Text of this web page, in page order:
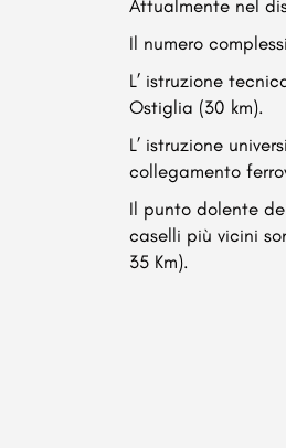
Attualmente nel
Il numero
L’ istruzione
Ostiglia (30 km).
L’ istruzione
collegamento
Il punto dolente
caselli più vicini
35 Km).